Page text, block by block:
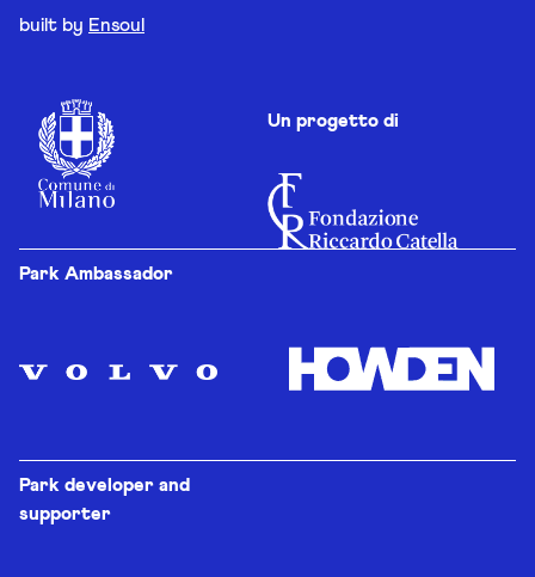
built by Ensoul
Un progetto di
Park Ambassador
Park developer and
supporter